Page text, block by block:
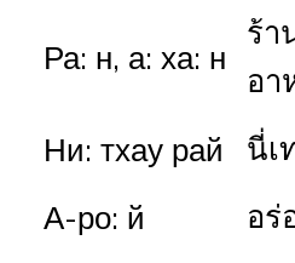
Ра: н, а: ха: н
ร้า
อา
Ни: тхау рай
นี่เ
А-ро: й
อร่